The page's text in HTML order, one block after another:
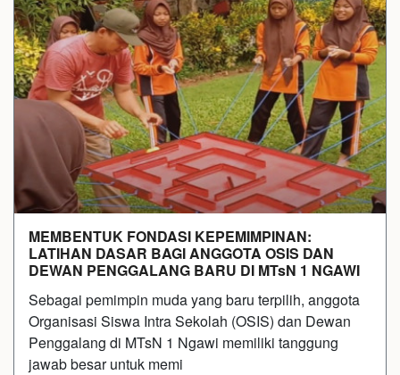
MEMBENTUK FONDASI KEPEMIMPINAN:
LATIHAN DASAR BAGI ANGGOTA OSIS DAN
DEWAN PENGGALANG BARU DI MTsN 1 NGAWI
Sebagai pemimpin muda yang baru terpilih, anggota
Organisasi Siswa Intra Sekolah (OSIS) dan Dewan
Penggalang di MTsN 1 Ngawi memiliki tanggung
jawab besar untuk memi